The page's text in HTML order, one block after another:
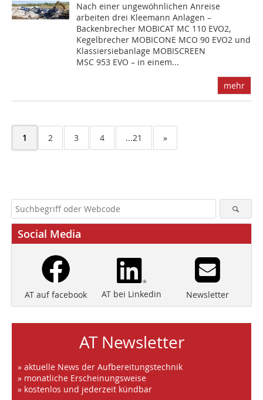
Nach einer ungewöhnlichen Anreise
arbeiten drei Kleemann Anlagen –
Backenbrecher MOBICAT MC 110 EVO2,
Kegelbrecher MOBICONE MCO 90 EVO2 und
Klassiersiebanlage MOBISCREEN
MSC 953 EVO – in einem...
mehr
1 2 3 4 ...21 »
Social Media
AT auf facebook AT bei Linkedin Newsletter
AT Newsletter
» aktuelle News der Aufbereitungstechnik
» monatliche Erscheinungsweise
» kostenlos und jederzeit kündbar